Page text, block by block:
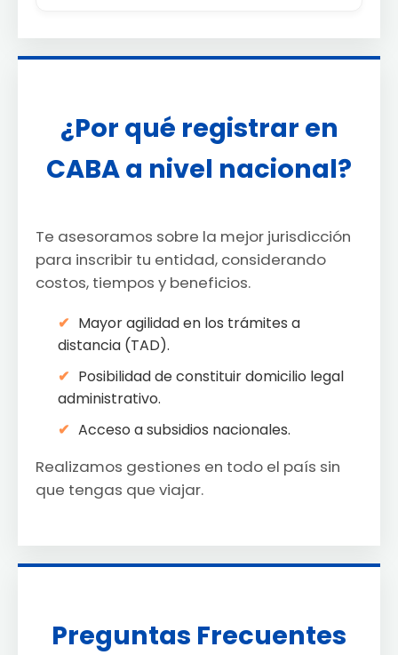
¿Por qué registrar en
CABA a nivel nacional?
Te asesoramos sobre la mejor jurisdicción
para inscribir tu entidad, considerando
costos, tiempos y beneficios.
Mayor agilidad en los trámites a
distancia (TAD).
Posibilidad de constituir domicilio legal
administrativo.
Acceso a subsidios nacionales.
Realizamos gestiones en todo el país sin
que tengas que viajar.
Preguntas Frecuentes